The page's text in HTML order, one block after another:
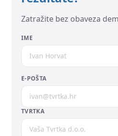
Zatražite bez obaveza
IME
E-POŠTA
TVRTKA